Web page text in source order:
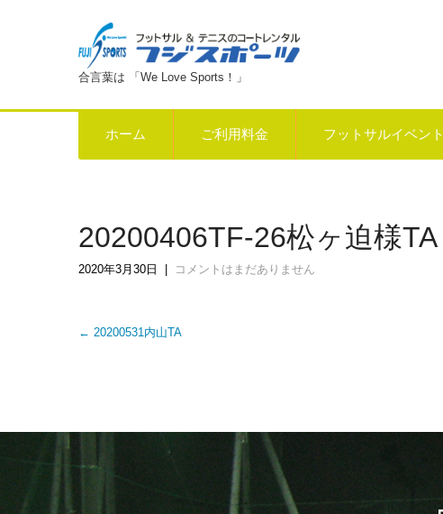
合言葉は 「We Love Sports！」
ホーム ご利用料金 フットサルイベント
20200406TF-26松ヶ迫様TA
2020年3月30日 コメントはまだありません
Post
← 20200531内山TA